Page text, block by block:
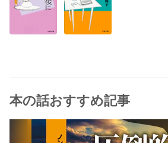
本の話おすすめ記事